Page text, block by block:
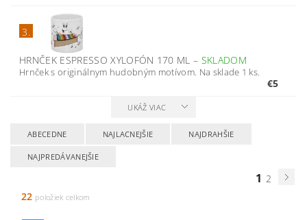
3.
HRNČEK ESPRESSO XYLOFÓN 170 ML– SKLADOM
Hrnček s originálnym hudobným motívom. Na sklade 1 ks.
€5
UKÁŽ VIAC
ABECEDNE NAJLACNEJŠIE NAJDRAHŠIE
NAJPREDÁVANEJŠIE
1 2
22 položiek celkom